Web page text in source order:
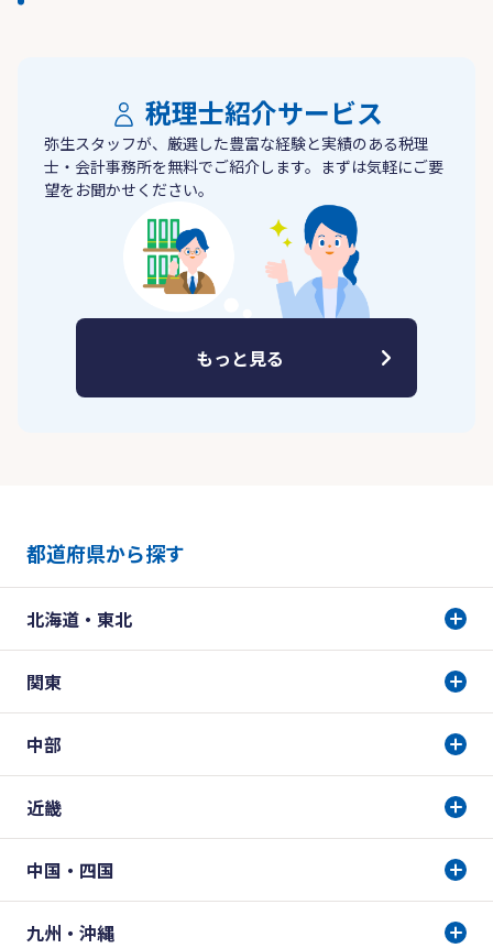
税理士紹介サービス
弥生スタッフが、厳選した豊富な経験と実績のある税理
士・会計事務所を無料でご紹介します。まずは気軽にご要
望をお聞かせください。
もっと見る
都道府県から探す
北海道・東北
関東
中部
近畿
中国・四国
九州・沖縄